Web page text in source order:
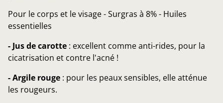
Pour le corps et le visage - Surgras à 8% - Huiles
essentielles
- Jus de carotte : excellent comme anti-rides, pour la
cicatrisation et contre l'acné !
- Argile rouge : pour les peaux sensibles, elle atténue
les rougeurs.